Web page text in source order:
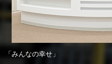
「みんなの幸せ」